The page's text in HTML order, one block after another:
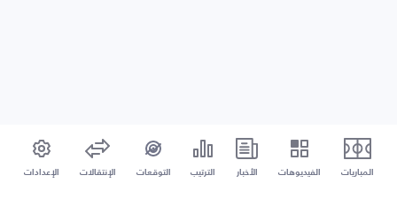
المباريات الفيديوهات الأخبار الترتيب التوقعات الإنتقالات الإعدادات